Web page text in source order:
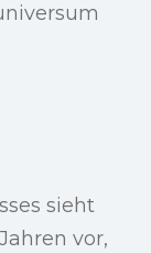
sieht
vor,